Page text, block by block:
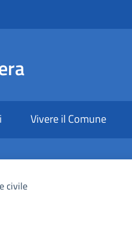
Vivere il Comune
civile